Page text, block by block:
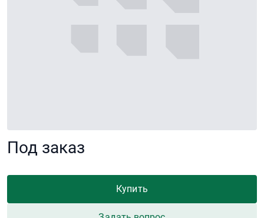
Под заказ
Купить